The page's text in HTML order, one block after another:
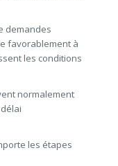
demandes
favorablement à
les conditions
normalement
les étapes